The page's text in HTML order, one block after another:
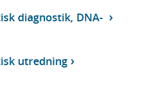
diagnostik, DNA-
utredning